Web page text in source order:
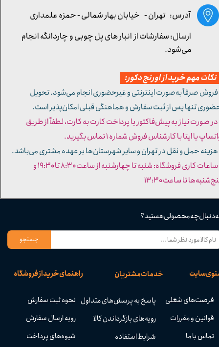
راهنمای خرید از فروشگاه
نحوه ثبت سفارش
رویه ارسال سفارش
شیوه‌های پرداخت
خدمات مشتریان
پاسخ به پرسش‌های متداول
رویه‌های بازگرداندن کالا
شرایط استفاده
سایت
فرصت‌های شغلی
قوانین و مقررات
تماس با ما
دنبال چه محصولی هستید؟
جستجو
آدرس: تهران - خیابان بهار شمالی - حمزه علمداری
مهم خرید از اورنج دکور:
صرفاً به‌صورت اینترنتی و غیرحضوری انجام می‌شود. تحویل
تنها پس از ثبت سفارش و هماهنگی قبلی امکان‌پذیر است.
صورت نیاز به پیش‌فاکتور یا پرداخت کارت به کارت، لطفاً از طریق
یا ایتا با کارشناس فروش شماره ۱ تماس بگیرید.
حمل و نقل در تهران و سایر شهرستان‌ها بر عهده مشتری می‌باشد.
- ساعات کاری فروشگاه: شنبه تا چهارشنبه از ساعت ۸:۳۰ تا ۱۹:۳۰ و
تا ساعت ۱۳:۳۰​​​​​​​
ارسال: سفارشات از انبار های پل چوبی و چاردانگه انجام
می‌شود.